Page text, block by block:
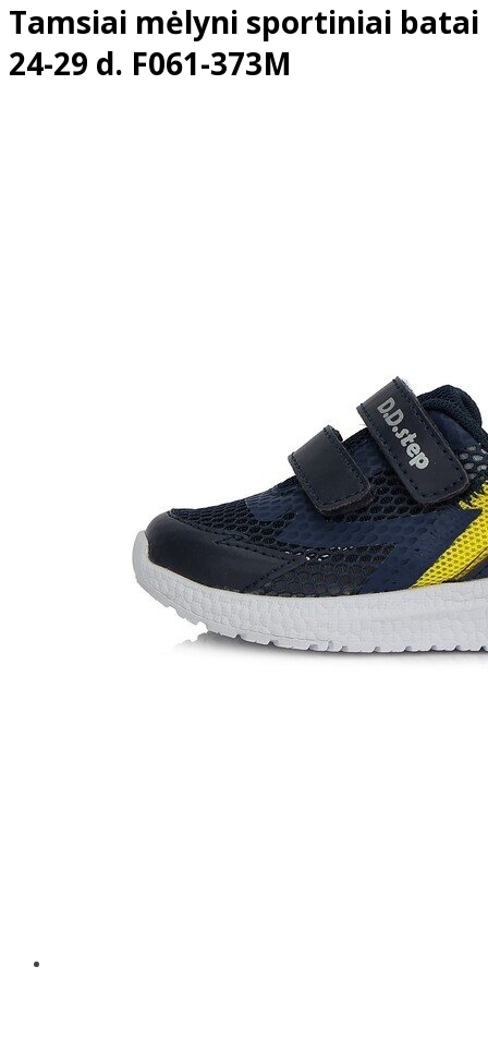
Tamsiai mėlyni sportiniai batai
24-29 d. F061-373M